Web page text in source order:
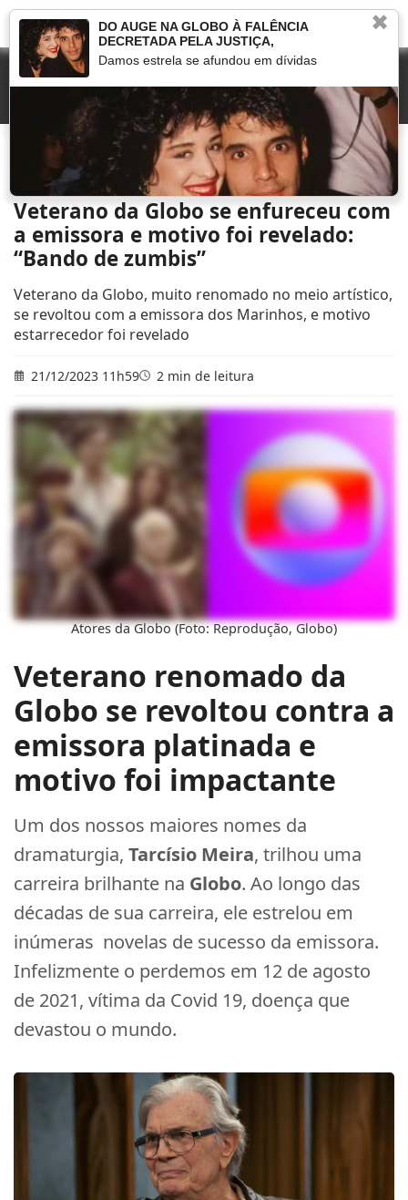
»
Veterano da Globo se enfureceu com a emissora e motivo foi
revelado: “Bando de zumbis”
Veterano da Globo se enfureceu com
a emissora e motivo foi revelado:
“Bando de zumbis”
Veterano da Globo, muito renomado no meio artístico,
se revoltou com a emissora dos Marinhos, e motivo
estarrecedor foi revelado
21/12/2023 11h59 2 min de leitura
Atores da Globo (Foto: Reprodução, Globo)
Veterano renomado da
Globo se revoltou contra a
emissora platinada e
motivo foi impactante
Um dos nossos maiores nomes da
dramaturgia, Tarcísio Meira, trilhou uma
carreira brilhante na Globo. Ao longo das
décadas de sua carreira, ele estrelou em
inúmeras novelas de sucesso da emissora.
Infelizmente o perdemos em 12 de agosto
de 2021, vítima da Covid 19, doença que
devastou o mundo.
✖
DO AUGE NA GLOBO À FALÊNCIA
DECRETADA PELA JUSTIÇA,
Damos estrela se afundou em dívidas